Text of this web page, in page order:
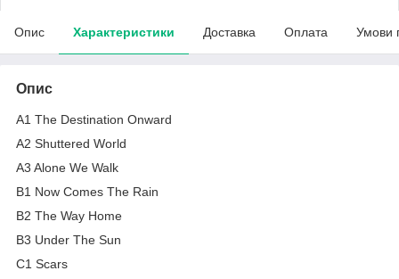
Опис Характеристики Доставка Оплата Умови
Опис
A1 The Destination Onward
A2 Shuttered World
A3 Alone We Walk
B1 Now Comes The Rain
B2 The Way Home
B3 Under The Sun
C1 Scars